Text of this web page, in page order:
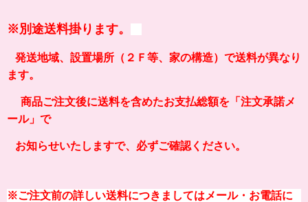
※別途送料掛ります。
発送地域、設置場所（２Ｆ等、家の構造） で送料が異なり
ます。
商品ご注文後に送料を含めたお支払総額を「注文承諾メ
ール」で
お知らせいたしますで、必ずご確認ください。
※ご注文前の詳しい送料につきましてはメール・お電話に